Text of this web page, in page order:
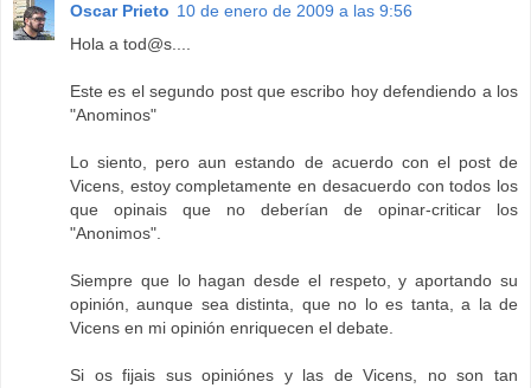
Oscar Prieto 10 de enero de 2009 a las 9:56
Hola a tod@s....
Este es el segundo post que escribo hoy defendiendo a los
"Anominos"
Lo siento, pero aun estando de acuerdo con el post de
Vicens, estoy completamente en desacuerdo con todos los
que opinais que no deberían de opinar-criticar los
"Anonimos".
Siempre que lo hagan desde el respeto, y aportando su
opinión, aunque sea distinta, que no lo es tanta, a la de
Vicens en mi opinión enriquecen el debate.
Si os fijais sus opiniónes y las de Vicens, no son tan